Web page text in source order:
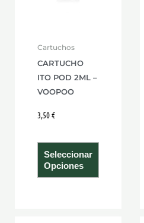
Cartuchos
CARTUCHO
ITO POD 2ML –
VOOPOO
3,50€
Seleccionar
Opciones